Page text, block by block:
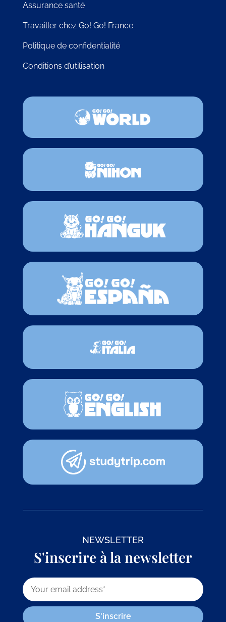
Assurance santé
Travailler chez Go! Go! France
Politique de confidentialité
Conditions d’utilisation
NEWSLETTER
S'inscrire à la newsletter
S'inscrire